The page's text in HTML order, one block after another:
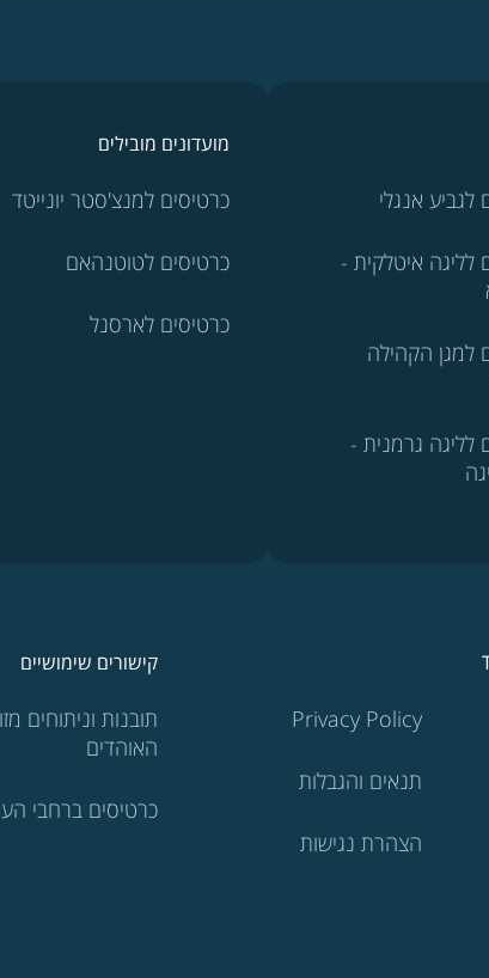
לגביע אנגלי
לליגה איטלקית -
למגן הקהילה
לליגה גרמנית -
מועדונים מובילים
כרטיסים למנצ'סטר יונייטד
כרטיסים לטוטנהאם
כרטיסים לארסנל
Privacy Policy
תנאים והגבלות
הצהרת נגישות
קישורים שימושיים
תובנות וניתוחים
האוהדים
כרטיסים ברחבי